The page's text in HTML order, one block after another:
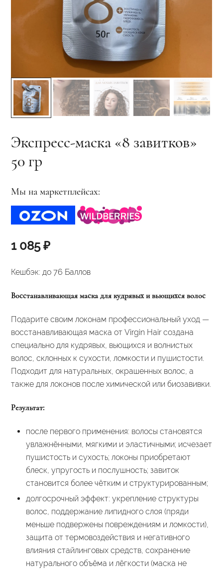
Экспресс-маска «8 завитков»
50 гр
Мы на маркетплейсах:
1 085₽
Кешбэк: до 76 Баллов
Восстанавливающая маска для кудрявых и вьющихся волос
Подарите своим локонам профессиональный уход —
восстанавливающая маска от Virgin Hair создана
специально для кудрявых, вьющихся и волнистых
волос, склонных к сухости, ломкости и пушистости.
Подходит для натуральных, окрашенных волос, а
также для локонов после химической или биозавивки.
Результат:
после первого применения: волосы становятся
увлажнёнными, мягкими и эластичными; исчезает
пушистость и сухость; локоны приобретают
блеск, упругость и послушность; завиток
становится более чётким и структурированным;
долгосрочный эффект: укрепление структуры
волос, поддержание липидного слоя (пряди
меньше подвержены повреждениям и ломкости),
защита от термовоздействия и негативного
влияния стайлинговых средств, сохранение
натурального объёма и лёгкости (маска не